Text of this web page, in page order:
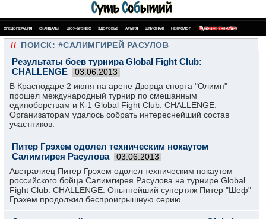
СПЕЦОПЕРАЦИЯ СКАНДАЛЫ ШОУ-БИЗНЕС ЗДОРОВЬЕ АРМИЯ ШПИОНАЖ НЕКРОЛОГ ПОИСК ПО САЙТУ
// ПОИСК: #САЛИМГИРЕЙ РАСУЛОВ
Результаты боев турнира Global Fight Club:
CHALLENGE
03.06.2013
В Краснодаре 2 июня на арене Дворца спорта "Олимп"
прошел международный турнир по смешанным
единоборствам и К-1 Global Fight Club: CHALLENGE.
Организаторам удалось собрать интереснейший состав
участников.
Питер Грэхем одолел техническим нокаутом
Салимгирея Расулова
03.06.2013
Австралиец Питер Грэхем одолел техническим нокаутом
российского бойца Салимгирея Расулова на турнире Global
Fight Club: CHALLENGE. Опытнейший супертяж Питер "Шеф"
Грэхем продолжил беспроигрышную серию.